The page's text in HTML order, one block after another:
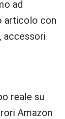
ad
articolo con
accessori
reale su
Amazon